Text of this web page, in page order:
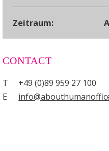
Zeitraum:
CONTACT
T
+49 (0)89 959 27 100
E